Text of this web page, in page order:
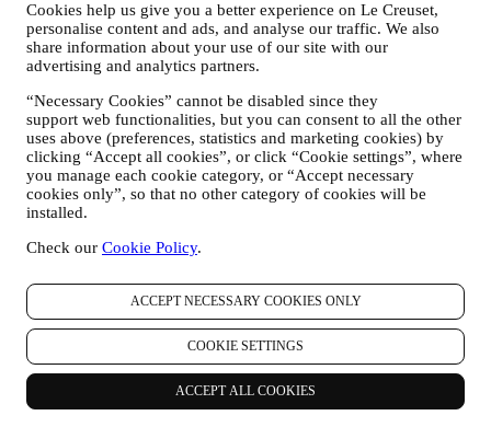
Cookies help us give you a better experience on Le Creuset,
personalise content and ads, and analyse our traffic. We also
share information about your use of our site with our
advertising and analytics partners.
“Necessary Cookies” cannot be disabled since they
support web functionalities, but you can consent to all the other
uses above (preferences, statistics and marketing cookies) by
clicking “Accept all cookies”, or click “Cookie settings”, where
you manage each cookie category, or “Accept necessary
cookies only”, so that no other category of cookies will be
installed.
Check our Cookie Policy.
ACCEPT NECESSARY COOKIES ONLY
COOKIE SETTINGS
ACCEPT ALL COOKIES
spårningstekniker såsom ”cookies” (information om
uppgiftsinsamling via cookies finns i vår policy gällande
cookies, för att förbättra våra tjänster och annonser eller för
statistisk analys skull – oftast kommer vi inte kunna identifiera
dig utifrån denna typ av information; samt
din egen återkoppling, dina begäranden, klagomål, frågor eller
interaktioner med oss (som exempelvis dina meddelanden,
chattmeddelanden, inlägg på sociala medier, e-post och
telefonsamtal).
Personuppgifter som samlas in från dig när du använder
varigenom du kan personligen identifieras skyddas som sådana och
2. Vem samlar in dina uppgifter?
Personuppgiftsansvarig för e-handelstjänster som erbjuds via
webbplatsen är Le Creuset Scandinavia, Taastrup Hovedgade 12,
Om du bestämmer dig för att ta emot marknadsföring från oss
kommer du att gå med i Le Creuset-koncernens kunddatabas som
hanteras, som gemensamt personuppgiftsansvariga, av Le Creuset